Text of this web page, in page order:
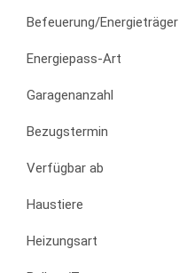
Befeuerung/Energieträger
Energiepass-Art
Garagenanzahl
Bezugstermin
Verfügbar ab
Haustiere
Heizungsart